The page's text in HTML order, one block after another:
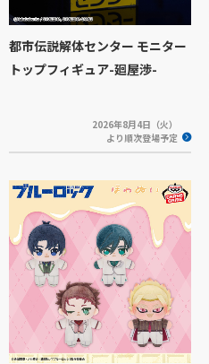
都市伝説解体センター モニター
トップフィギュア-廻屋渉-
2026年8月4日（火）
より順次登場予定